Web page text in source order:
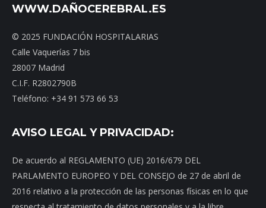
WWW.DAÑOCEREBRAL.ES
© 2025 FUNDACIÓN HOSPITALARIAS
Calle Vaquerías 7 bis
28007 Madrid
C.I.F. R2802790B
Teléfono: +34 91 573 66 53
AVISO LEGAL Y PRIVACIDAD:
De acuerdo al REGLAMENTO (UE) 2016/679 DEL
PARLAMENTO EUROPEO Y DEL CONSEJO de 27 de abril de
2016 relativo a la protección de las personas físicas en lo que